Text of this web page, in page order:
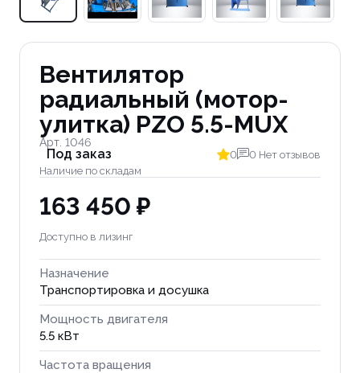
Вентилятор
радиальный (мотор-
улитка) PZO 5.5-MUX
Арт. 1046
Под заказ
Наличие по складам
0 0 Нет отзывов
163 450 ₽
Доступно в лизинг
Назначение
Транспортировка и досушка
Мощность двигателя
5.5 кВт
Частота вращения